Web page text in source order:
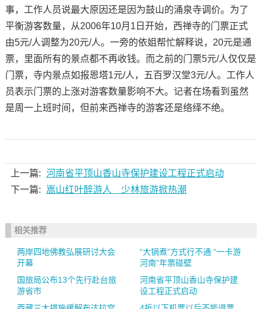
事，工作人员说最大原因还是因为鼓山的涌泉寺调价。为了
平衡游客数量，从2006年10月1日开始，西禅寺的门票正式
由5元/人调整为20元/人。一旁的依姐帮忙解释说，20元是通
票，里面所有的景点都不再收钱。而之前的门票5元/人仅仅是
门票，寺内景点如报恩塔1元/人，五百罗汉堂3元/人。工作人
员表示门票的上涨对游客数量影响不大。记者在场看到虽然
是周一上班时间，但前来西禅寺的游客还是络绎不绝。
上一篇: 河南省平顶山香山寺保护建设工程正式启动
下一篇: 嵩山红叶醉游人 少林旅游掀热潮
相关推荐
两岸四地佛教弘展研讨大会
开幕
“大锅煮”方式行不通 “一卡游
河南”年票碰壁
国旅局公布13个先行赴台旅
游省市
河南省平顶山香山寺保护建
设工程正式启动